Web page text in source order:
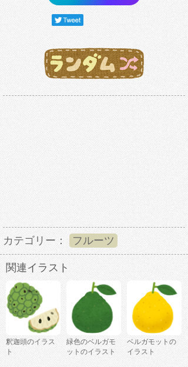
カテゴリー： フルーツ
関連イラスト
釈迦頭のイラス
ト
緑色のベルガモ
ットのイラスト
ベルガモットの
イラスト